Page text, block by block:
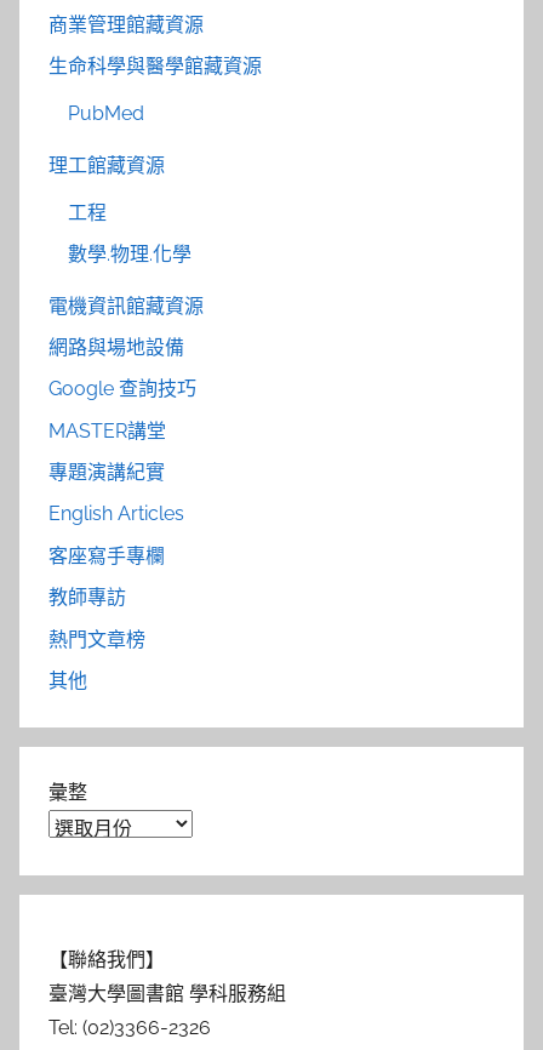
商業管理館藏資源
生命科學與醫學館藏資源
PubMed
理工館藏資源
工程
數學.物理.化學
電機資訊館藏資源
網路與場地設備
Google 查詢技巧
MASTER講堂
專題演講紀實
English Articles
客座寫手專欄
教師專訪
熱門文章榜
其他
彙整
【聯絡我們】
臺灣大學圖書館 學科服務組
Tel: (02)3366-2326